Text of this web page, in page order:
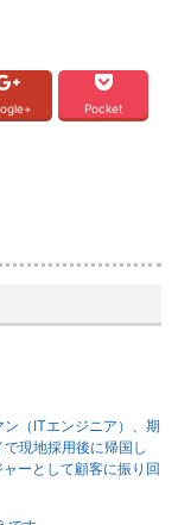
Pocket
（ITエンジニア）、期
現地採用後に帰国し
ーとして顧客に振り回